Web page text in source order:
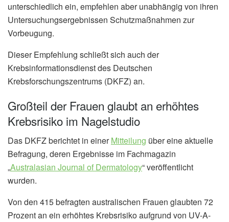
unterschiedlich ein, empfehlen aber unabhängig von ihren
Untersuchungsergebnissen Schutzmaßnahmen zur
Vorbeugung.
Dieser Empfehlung schließt sich auch der
Krebsinformationsdienst des Deutschen
Krebsforschungszentrums (DKFZ) an.
Großteil der Frauen glaubt an erhöhtes
Krebsrisiko im Nagelstudio
Das DKFZ berichtet in einerMitteilung über eine aktuelle
Befragung, deren Ergebnisse im Fachmagazin
„Australasian Journal of Dermatology“ veröffentlicht
wurden.
Von den 415 befragten australischen Frauen glaubten 72
Prozent an ein erhöhtes Krebsrisiko aufgrund von UV-A-